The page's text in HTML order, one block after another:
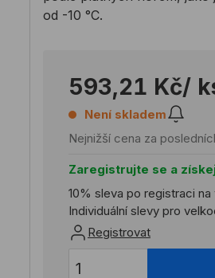
od -10 °C.
593,21 Kč/
Není skladem
Nejnižší cena za
Zaregistrujte se a
10% sleva po registraci
Individuální slevy pro
Registrovat